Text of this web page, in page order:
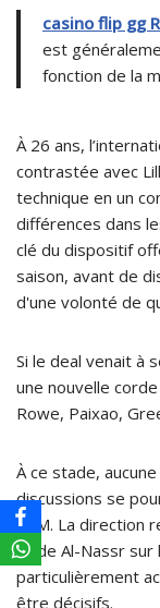
casino flip gg
est
fonction de la
À 26 ans,
contrastée avec
technique en un
différences dans
clé du dispositif
saison, avant de
d'une volonté de
Si le deal venait à
une nouvelle
Rowe, Paixao,
À ce stade,
discussions se
l'OM. La direction
et de Al-Nassr sur
particulièrement
être décisifs.